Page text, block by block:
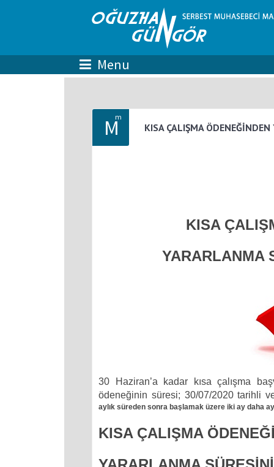
KISA ÇALIŞMA
Mm
KISA
YARARLANMA
30 Haziran’a kadar kısa çalışma
ödeneğinin süresi; 30/07/2020 tarihli
aylık süreden sonra başlamak üzere iki ay daha ay
KISA ÇALIŞMA